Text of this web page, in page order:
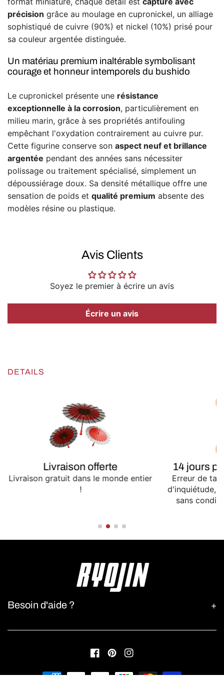
précision grâce au moulage en cupronickel, un alliage
sophistiqué de cuivre (90%) et nickel (10%) prisé pour
sa couleur argentée distinguée.
Un matériau premium inaltérable symbolisant
courage et honneur intemporels du bushido
Le cupronickel présente une résistance
exceptionnelle à la corrosion, particulièrement en
milieu marin, grâce à ses propriétés antifouling
empêchant l'oxydation contrairement au cuivre pur.
Cette figurine conserve son aspect neuf et brillance
argentée pendant des années sans nécessiter
polissage ou traitement spécialisé, simplement un
dépoussiérage doux. Sa densité métallique offre une
sensation de poids et qualité premium absente des
modèles résine ou plastique.
Avis Clients
Soyez le premier à écrire un avis
Écrire un avis
DETAILS
Livraison offerte
Livraison gratuit dans le monde entier
!
14 jours
Erreur de
d'inquiétude,
sans
Besoin d'aide ?
FacebookPinterestInstagram